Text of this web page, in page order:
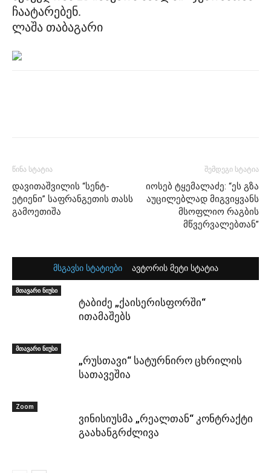
ჩაატარებენ.
ლაშა თაბაგარი
წინა სტატია
დავითაშვილის “სენტ-
ეტიენი” საფრანგეთის თასს
გამოეთიშა
შემდეგი სტატია
იოსებ ტყემალაძე: “ეს გზა
აუცილებლად მიგვიყვანს
მსოფლიო რაგბის
მწვერვალებთან”
მსგავსი სტატიები ავტორის მეტი სტატია
მთავარი ნიუსი
ტაბიძე „ქაისერისფორში“
ითამაშებს
მთავარი ნიუსი
„რუსთავი“ სატურნირო ცხრილის
სათავეშია
Zoom
ვინისიუსმა „რეალთან“ კონტრაქტი
გაახანგრძლივა